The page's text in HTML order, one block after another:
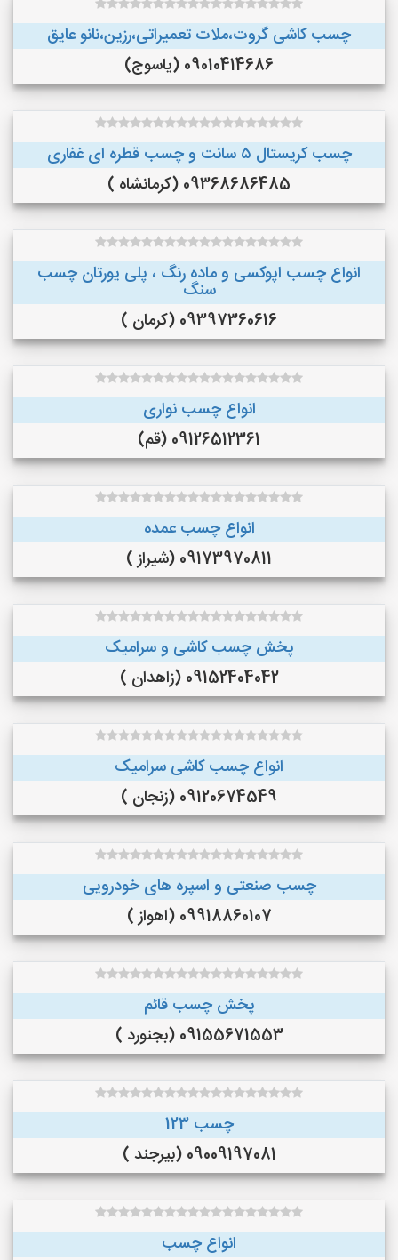
چسب کاشی گروت،ملات تعمیراتی،رزین،نانو عایق
09010414686 (یاسوج)
چسب کریستال ۵ سانت و چسب قطره ای غفاری
09368686485 (کرمانشاه )
انواع چسب اپوکسی و ماده رنگ ، پلی یورتان چسب
سنگ
09397360616 (کرمان )
انواع چسب نواری
09126512361 (قم)
انواع چسب عمده
09173970811 (شیراز )
پخش چسب کاشی و سرامیک
09152404042 (زاهدان )
انواع چسب کاشی سرامیک
09120674549 (زنجان )
چسب صنعتی و اسپره های خودرویی
09918860107 (اهواز )
پخش چسب قائم
09155671553 (بجنورد )
چسب 123
09009197081 (بیرجند )
انواع چسب